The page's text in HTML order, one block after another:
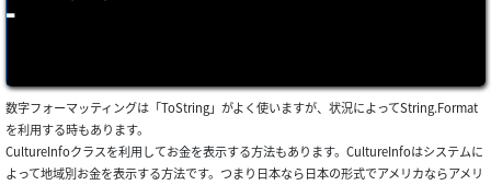
数字フォーマッティングは「ToString」がよく使いますが、状況によってString.Format
を利用する時もあります。
CultureInfoクラスを利用してお金を表示する方法もあります。CultureInfoはシステムに
よって地域別お金を表示する方法です。つまり日本なら日本の形式でアメリカならアメリ